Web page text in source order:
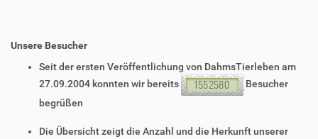
Unsere Besucher
Seit der ersten Veröffentlichung von DahmsTierleben am
27.09.2004 konnten wir bereits
Besucher
begrüßen
Die Übersicht zeigt die Anzahl und die Herkunft unserer